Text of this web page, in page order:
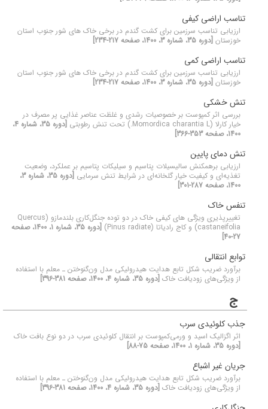
تناسب اراضی کیفی
ارزیابی تناسب سرزمین برای کشت گندم در برخی خاک های شور جنوب استان
خوزستان [دوره 35، شماره 3، 1400، صفحه 217-234]
تناسب اراضی کمی
ارزیابی تناسب سرزمین برای کشت گندم در برخی خاک های شور جنوب استان
خوزستان [دوره 35، شماره 3، 1400، صفحه 217-234]
تنش خشکی
بررسی اثر کمپوست بر خصوصیات رشدی و غلظت عناصر غذایی پر مصرف در
خیار کارلا (Momordica charantia L.) تحت تنش رطوبتی
[دوره 35، شماره 4،
1400، صفحه 353-366]
تنش دمای پایین
ارزیابی برهمکنش سالیسیلات پتاسیم و سیلیکات پتاسیم بر عملکرد، وضعیت
تغذیه‌ای و کیفیت خیار گلخانه‌ای در شرایط تنش سرمایی
[دوره 35، شماره 3،
1400، صفحه 287-301]
تنفس خاک
تغییرپذیری ویژگی های کیفی خاک در دو توده جنگل‌کاری بلند‌مازو (Quercus
castaneifolia) و کاج رادیاتا (Pinus radiate)
[دوره 35، شماره 1، 1400، صفحه
27-40]
توابع انتقالی
برآورد ضریب شکل تابع هدایت هیدرولیکی مدل ون‌گنوختن ـ معلم با استفاده
از ویژگی‌های زودیافت خاک [دوره 35، شماره 4، 1400، صفحه 381-396]
ج
جذب کلوئیدی سرب
اثر اگزالیک اسید و ورمی‌کمپوست بر انتقال کلوئیدی سرب در دو نوع بافت خاک
[دوره 35، شماره 1، 1400، صفحه 75-88]
جریان غیر اشباع
برآورد ضریب شکل تابع هدایت هیدرولیکی مدل ون‌گنوختن ـ معلم با استفاده
از ویژگی‌های زودیافت خاک [دوره 35، شماره 4، 1400، صفحه 381-396]